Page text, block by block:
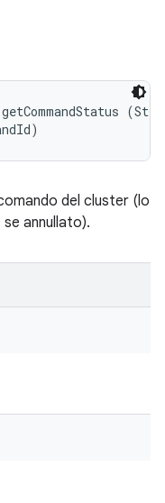
getCommandStatus
del cluster (lo
annullato).